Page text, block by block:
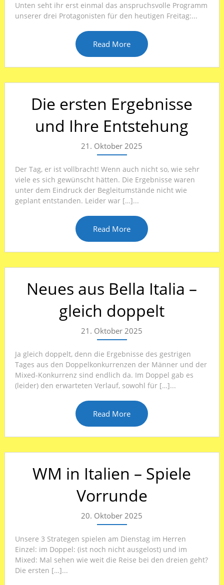
Unten seht ihr erst einmal das anspruchsvolle Programm
unserer drei Protagonisten für den heutigen Freitag:...
Read More
Die ersten Ergebnisse
und Ihre Entstehung
21. Oktober 2025
Der Tag, er ist vollbracht! Wenn auch nicht so, wie sehr
viele es sich gewünscht hätten. Die Ergebnisse waren
unter dem Eindruck der Begleitumstände nicht wie
geplant entstanden. Leider war […]...
Read More
Neues aus Bella Italia –
gleich doppelt
21. Oktober 2025
Ja gleich doppelt, denn die Ergebnisse des gestrigen
Tages aus den Doppelkonkurrenzen der Männer und der
Mixed-Konkurrenz sind endlich da. Im Doppel gab es
(leider) den erwarteten Verlauf, sowohl für […]...
Read More
WM in Italien – Spiele
Vorrunde
20. Oktober 2025
Unsere 3 Strategen spielen am Dienstag im Herren
Einzel: im Doppel: (ist noch nicht ausgelost) und im
Mixed: Mal sehen wie weit die Reise bei den dreien geht?
Die ersten […]...